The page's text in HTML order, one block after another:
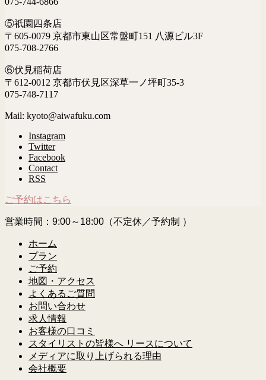
⑤祇園四条店
〒605-0079 京都市東山区常盤町151 八源ビル3F
075-708-2766
⑥伏見稲荷店
〒612-0012 京都市伏見区深草一ノ坪町35-3
075-748-7117
Mail: kyoto@aiwafuku.com
Instagram
Twitter
Facebook
Contact
RSS
ご予約はこちら
営業時間：9:00～18:00（不定休／予約制 ）
ホーム
プラン
ご予約
地図・アクセス
よくあるご質問
お問い合わせ
求人情報
お客様の口コミ
スタイリストの皆様へ リースについて
メディアに取り上げられる理由
会社概要